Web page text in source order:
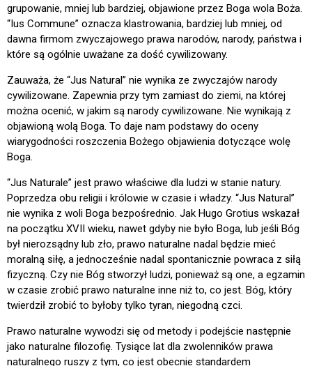
grupowanie, mniej lub bardziej, objawione przez Boga wola Boża.
“Ius Commune” oznacza klastrowania, bardziej lub mniej, od
dawna firmom zwyczajowego prawa narodów, narody, państwa i
które są ogólnie uważane za dość cywilizowany.
Zauważa, że “Jus Natural” nie wynika ze zwyczajów narody
cywilizowane. Zapewnia przy tym zamiast do ziemi, na której
można ocenić, w jakim są narody cywilizowane. Nie wynikają z
objawioną wolą Boga. To daje nam podstawy do oceny
wiarygodności roszczenia Bożego objawienia dotyczące wolę
Boga.
“Jus Naturale” jest prawo właściwe dla ludzi w stanie natury.
Poprzedza obu religii i królowie w czasie i władzy. “Jus Natural”
nie wynika z woli Boga bezpośrednio. Jak Hugo Grotius wskazał
na początku XVII wieku, nawet gdyby nie było Boga, lub jeśli Bóg
był nierozsądny lub zło, prawo naturalne nadal będzie mieć
moralną siłę, a jednocześnie nadal spontanicznie powraca z siłą
fizyczną. Czy nie Bóg stworzył ludzi, ponieważ są one, a egzamin
w czasie zrobić prawo naturalne inne niż to, co jest. Bóg, który
twierdził zrobić to byłoby tylko tyran, niegodną czci.
Prawo naturalne wywodzi się od metody i podejście następnie
jako naturalne filozofię. Tysiące lat dla zwolenników prawa
naturalnego ruszy z tym, co jest obecnie standardem